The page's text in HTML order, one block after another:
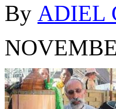
By ADIEL